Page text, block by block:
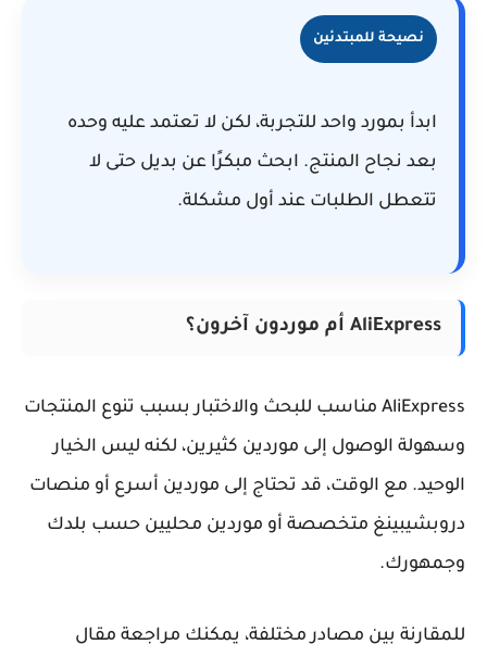
نصيحة للمبتدئين
ابدأ بمورد واحد للتجربة، لكن لا تعتمد عليه وحده
بعد نجاح المنتج. ابحث مبكرًا عن بديل حتى لا
تتعطل الطلبات عند أول مشكلة.
AliExpress أم موردون آخرون؟
AliExpress مناسب للبحث والاختبار بسبب تنوع المنتجات
وسهولة الوصول إلى موردين كثيرين، لكنه ليس الخيار
الوحيد. مع الوقت، قد تحتاج إلى موردين أسرع أو منصات
دروبشيبينغ متخصصة أو موردين محليين حسب بلدك
وجمهورك.
للمقارنة بين مصادر مختلفة، يمكنك مراجعة مقال